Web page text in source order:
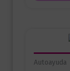
Autoayuda